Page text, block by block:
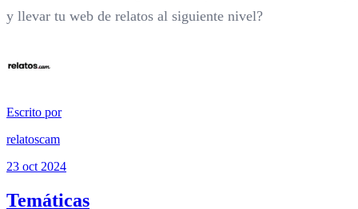
y llevar tu web de relatos al siguiente nivel?
Escrito por
relatoscam
23 oct 2024
Temáticas